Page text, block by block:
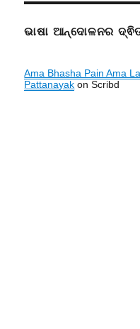
ଭାଷା ଆନ୍ଦୋଳନର
Ama Bhasha Pain Ama
Pattanayak on Scribd